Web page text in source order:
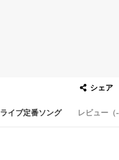
シェア
ライブ定番ソング レビュー（